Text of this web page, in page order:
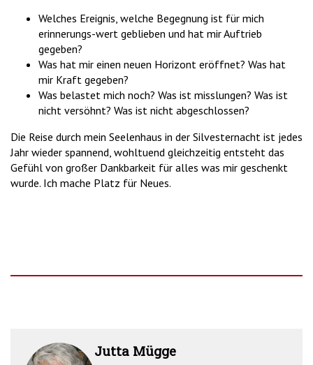
Welches Ereignis, welche Begegnung ist für mich
erinnerungs-wert geblieben und hat mir Auftrieb
gegeben?
Was hat mir einen neuen Horizont eröffnet? Was hat
mir Kraft gegeben?
Was belastet mich noch? Was ist misslungen? Was ist
nicht versöhnt? Was ist nicht abgeschlossen?
Die Reise durch mein Seelenhaus in der Silvesternacht ist jedes
Jahr wieder spannend, wohltuend gleichzeitig entsteht das
Gefühl von großer Dankbarkeit für alles was mir geschenkt
wurde. Ich mache Platz für Neues.
Jutta Mügge